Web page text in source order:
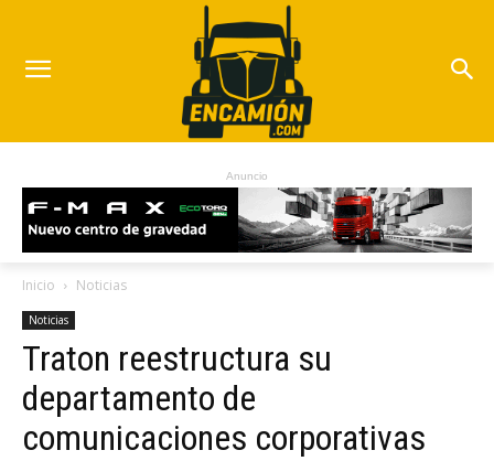
Anuncio
Inicio Noticias
Noticias
Traton reestructura su
departamento de
comunicaciones corporativas